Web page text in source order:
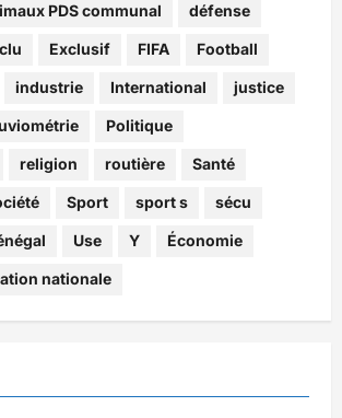
PDS communal défense
Exclusif FIFA Football
industrie International justice
Politique
religion routière Santé
Sport sport s sécu
Use Y Économie
nationale